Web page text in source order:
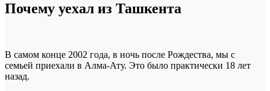
Почему уехал из Ташкента
В самом конце 2002 года, в ночь после Рождества, мы с
семьей приехали в Алма-Ату. Это было практически 18 лет
назад.